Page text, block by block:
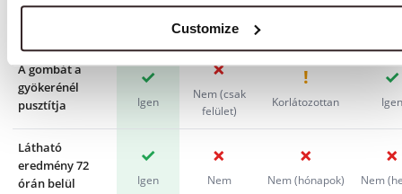
Customize
Amire szüksége
PureNail
Patikai
lakkok
Gombaellenes
A gombát a
gyökerénél
pusztítja
✓
Igen
✗
Nem (csak
felület)
!
Korlátozottan
✓
Igen
Látható
eredmény 72
órán belül
✓
Igen
✗
Nem
✗
Nem (hónapok)
✗
Nem